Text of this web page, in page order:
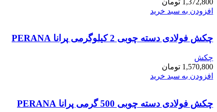
افزودن به سبد خرید
چکش فولادی دسته چوبی 2 کیلوگرمی پرانا PERANA
چکش
1,570,800 تومان
افزودن به سبد خرید
چکش فولادی دسته چوبی 500 گرمی پرانا PERANA